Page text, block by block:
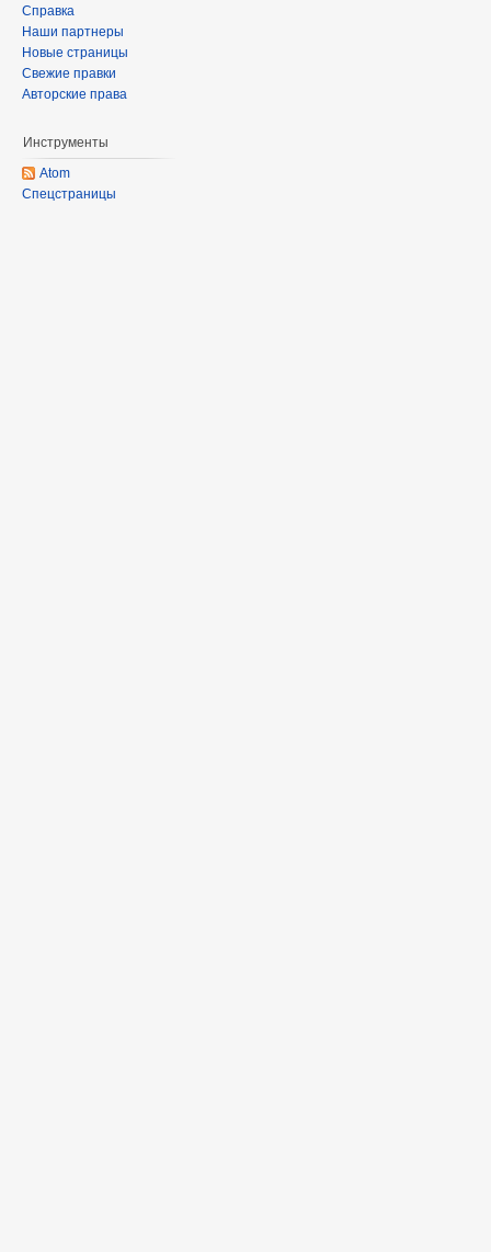
Справка
Наши партнеры
Новые страницы
Свежие правки
Авторские права
Инструменты
Atom
Спецстраницы